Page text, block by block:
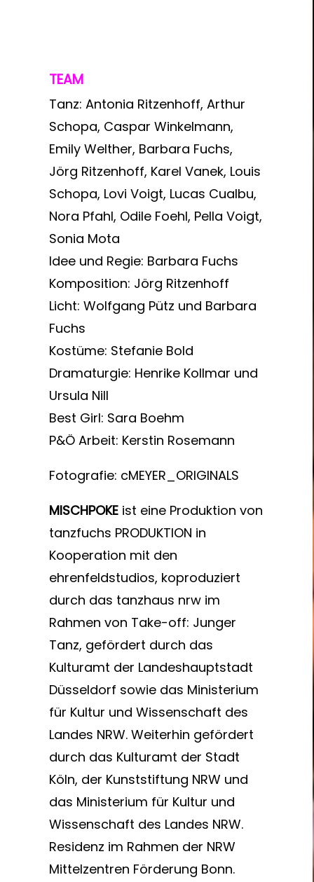
TEAM
Tanz: Antonia Ritzenhoff, Arthur
Schopa, Caspar Winkelmann,
Emily Welther, Barbara Fuchs,
Jörg Ritzenhoff, Karel Vanek, Louis
Schopa, Lovi Voigt, Lucas Cualbu,
Nora Pfahl, Odile Foehl, Pella Voigt,
Sonia Mota
Idee und Regie: Barbara Fuchs
Komposition: Jörg Ritzenhoff
Licht: Wolfgang Pütz und Barbara
Fuchs
Kostüme: Stefanie Bold
Dramaturgie: Henrike Kollmar und
Ursula Nill
Best Girl: Sara Boehm
P&Ö Arbeit: Kerstin Rosemann
Fotografie: cMEYER_ORIGINALS
MISCHPOKEist eine Produktion von
tanzfuchs PRODUKTION in
Kooperation mit den
ehrenfeldstudios, koproduziert
durch das tanzhaus nrw im
Rahmen von Take-off: Junger
Tanz, gefördert durch das
Kulturamt der Landeshauptstadt
Düsseldorf sowie das Ministerium
für Kultur und Wissenschaft des
Landes NRW. Weiterhin gefördert
durch das Kulturamt der Stadt
Köln, der Kunststiftung NRW und
das Ministerium für Kultur und
Wissenschaft des Landes NRW.
Residenz im Rahmen der NRW
Mittelzentren Förderung Bonn.